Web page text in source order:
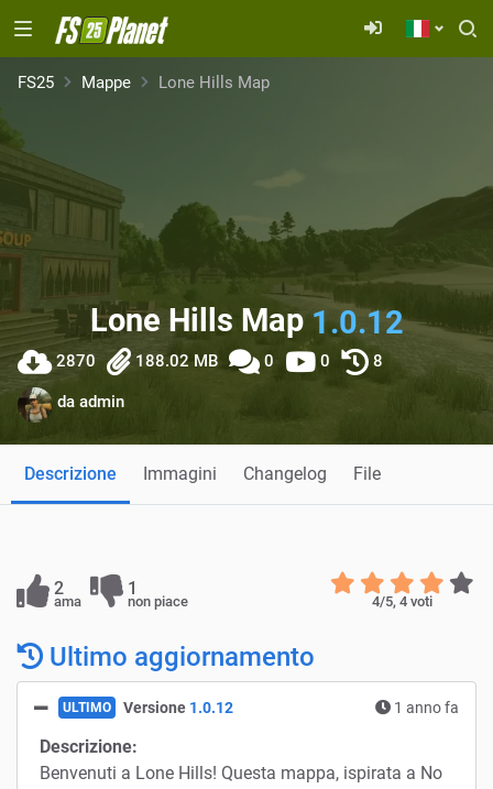
FS25 Mappe Lone Hills Map
Lone Hills Map1.0.12
2870 188.02 MB 0 0 8
da admin
Descrizione Immagini Changelog File
2
ama
1
non piace 4/5, 4 voti
Ultimo aggiornamento
ULTIMO Versione 1.0.12 1 anno fa
Descrizione:
Benvenuti a Lone Hills! Questa mappa, ispirata a No